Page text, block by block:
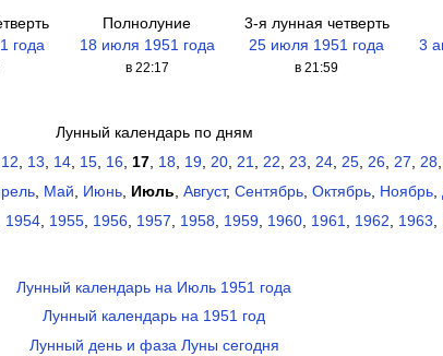
года
Полнолуние
18 июля 1951 года
в 22:17
3-я лунная четверть
25 июля 1951 года
в 21:59
3
Лунный календарь по дням
12, 13, 14, 15, 16, 17, 18, 19, 20, 21, 22, 23, 24, 25, 26, 27, 28,
Май Июнь Июль Август, Сентябрь Октябрь Ноябрь
1954 1955 1956 1957 1958 1959 1960 1961 1962 1963
Лунный календарь на Июль 1951 года
Лунный календарь на 1951 год
Лунный день и фаза Луны сегодня